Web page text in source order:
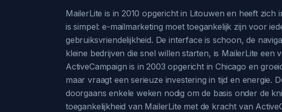
MailerLite is in 2010 opgericht in Litouwen en heeft
is simpel: e-mailmarketing moet toegankelijk zijn voor
gebruiksvriendelijkheid. De interface is schoon, de
kleine bedrijven die snel willen starten, is MailerLite een
ActiveCampaign is in 2003 opgericht in Chicago en
maar vraagt een serieuze investering in tijd en energie.
doorgaans enkele weken nodig om de basis onder de
toegankelijkheid van MailerLite met de kracht van